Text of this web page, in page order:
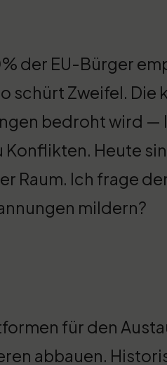
der EU-Bürger
schürt Zweifel. Die
bedroht wird —
Heute
Raum. Ich frage
mildern?
für den
abbauen.